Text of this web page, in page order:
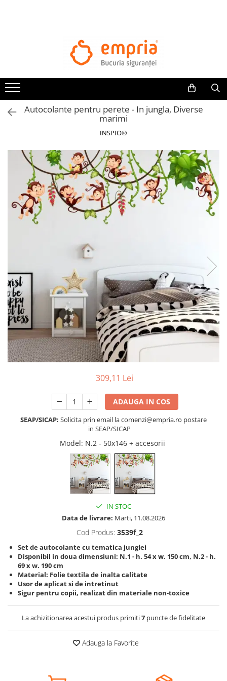
Bariere protectie pentru pat
Protectii mobilier
Banda protectie mobila copii
Sigurante pentru sertare si usi
Sigurante geamuri si usi glisante
Kituri de siguranta pentru copii si
bebelusi
Protectii casa
Poarta siguranta copii
Deflectoare pentru aer conditionat
Protectii exterior
Casti antifonice pentru copii si
bebelusi
Echipament protectie bicicleta si
ski
Accesorii auto copii
Ochelari de soare
Palarii protectie UV
Somnul bebelusului
Carucioare si scaune auto
Tarcuri copii / bebelusi
Ingrijire bebe si mama
Igiena si ingrijire bebelusi
Accesorii bebelusi / nou-nascuti
Perne si saltele bebelusi
Diversificare bebelusi
Baia bebelusului
Jucarii bebelusi
Autocolante pentru perete - In jungla, Diverse
marimi
INSPIO®
309,11 Lei
ADAUGA IN COS
SEAP/SICAP: Solicita prin email la comenzi@empria.ro postare
in SEAP/SICAP
Model: N.2 - 50x146 + accesorii
IN STOC
Data de livrare: Marti, 11.08.2026
Cod Produs: 3539f_2
Set de autocolante cu tematica junglei
Disponibil in doua dimensiuni: N.1 - h. 54 x w. 150 cm, N.2 - h.
69 x w. 190 cm
Material: Folie textila de inalta calitate
Usor de aplicat si de intretinut
Sigur pentru copii, realizat din materiale non-toxice
La achizitionarea acestui produs primiti7 puncte de fidelitate
Adauga la Favorite